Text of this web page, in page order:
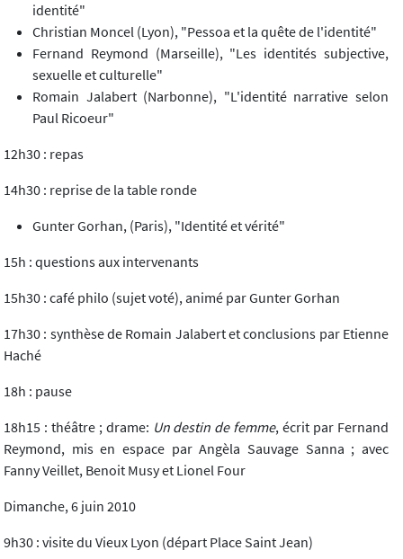
identité"
Christian Moncel (Lyon), "Pessoa et la quête de l'identité"
Fernand Reymond (Marseille), "Les identités subjective,
sexuelle et culturelle"
Romain Jalabert (Narbonne), "L'identité narrative selon
Paul Ricoeur"
12h30 : repas
14h30 : reprise de la table ronde
Gunter Gorhan, (Paris), "Identité et vérité"
15h : questions aux intervenants
15h30 : café philo (sujet voté), animé par Gunter Gorhan
17h30 : synthèse de Romain Jalabert et conclusions par Etienne
Haché
18h : pause
18h15 : théâtre ; drame: Un destin de femme, écrit par Fernand
Reymond, mis en espace par Angèla Sauvage Sanna ; avec
Fanny Veillet, Benoit Musy et Lionel Four
Dimanche, 6 juin 2010
9h30 : visite du Vieux Lyon (départ Place Saint Jean)